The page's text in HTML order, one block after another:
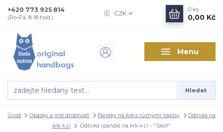
Menu
CZK
Hledat
+420 773 925 814
(Po-Pá, 8-18 hod.)
0 ks
0,00 Kč
Úvod Opasky a jiné drobnosti Panáky na krk s různými nápisy
Odlivka na
krk 4 cl
Odlivka (panák) na krk 4 cl - "Skol!"